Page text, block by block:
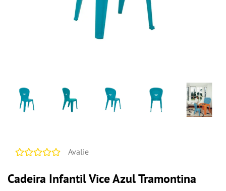
Avalie
Cadeira Infantil Vice Azul Tramontina